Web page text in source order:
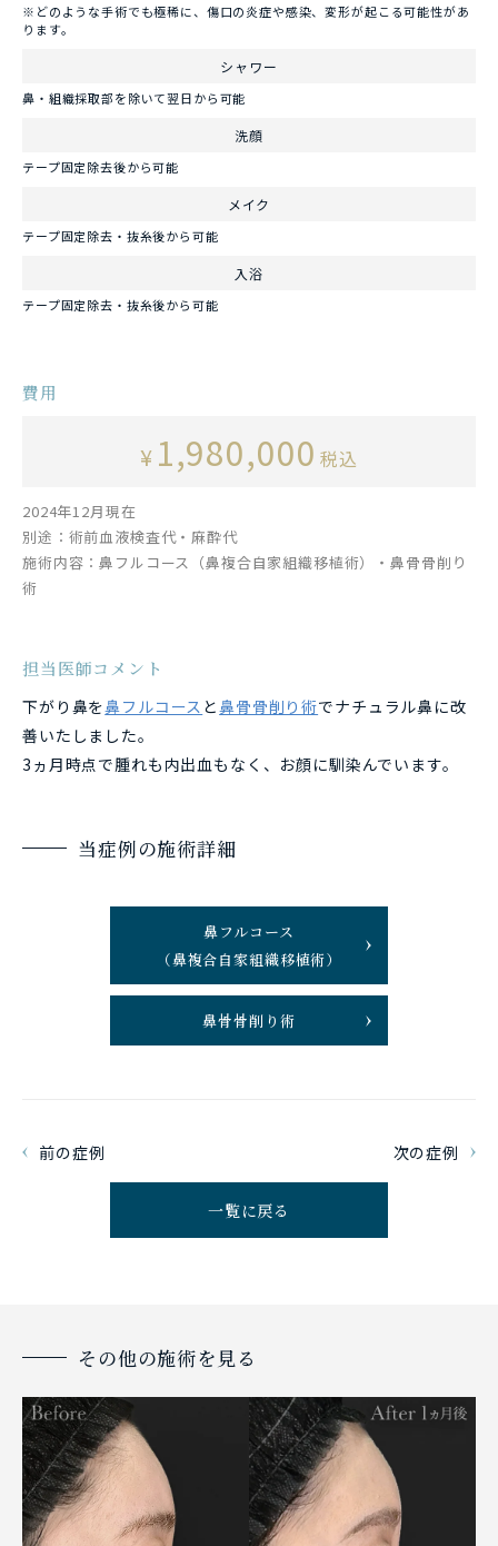
※どのような手術でも極稀に、傷口の炎症や感染、変形が起こる可能性があ
ります。
シャワー
鼻・組織採取部を除いて翌日から可能
洗顔
テープ固定除去後から可能
メイク
テープ固定除去・抜糸後から可能
入浴
テープ固定除去・抜糸後から可能
費用
¥ 1,980,000 税込
2024年12月現在
別途：術前血液検査代・麻酔代
施術内容：鼻フルコース（鼻複合自家組織移植術）・鼻骨骨削り
術
担当医師コメント
下がり鼻を鼻フルコース と鼻骨骨削り術でナチュラル鼻に改
善いたしました。
3ヵ月時点で腫れも内出血もなく、お顔に馴染んでいます。
当症例の施術詳細
鼻フルコース
（鼻複合自家組織移植術）
鼻骨骨削り術
前の症例 次の症例
一覧に戻る
その他の施術を見る